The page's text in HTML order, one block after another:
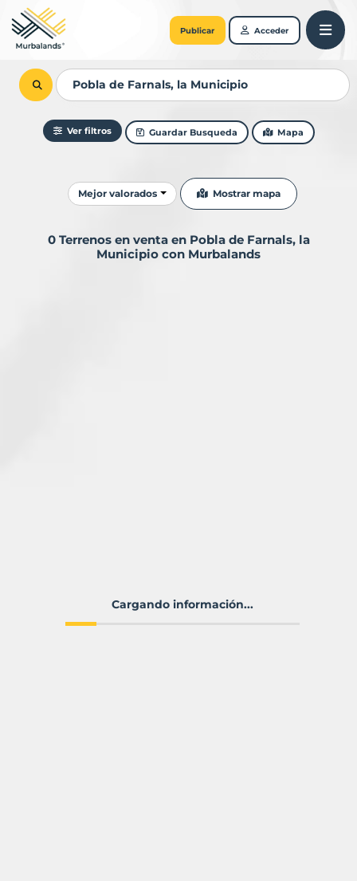
Publicar Acceder
Ver filtros Guardar Busqueda Mapa
Ordenar resultados
Mejor valorados Mostrar mapa
0 Terrenos en venta en Pobla de Farnals, la
Municipio con Murbalands
Cargando información...